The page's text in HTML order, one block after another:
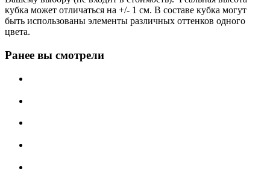
кубка может отличаться на +/- 1 см. В составе кубка могут
быть использованы элементы различных оттенков одного
цвета.
Ранее вы смотрели